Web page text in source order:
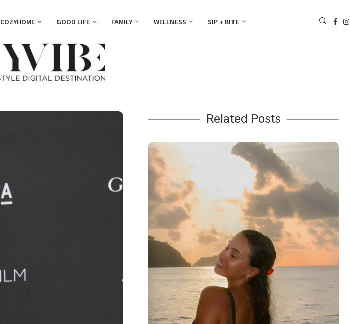
COZYHOME GOOD LIFE FAMILY WELLNESS SIP + BITE
Related Posts